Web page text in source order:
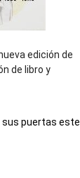
edición de
de libro y
sus puertas este